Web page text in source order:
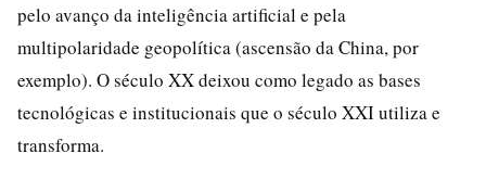
pelo avanço da inteligência artificial e pela
multipolaridade geopolítica (ascensão da China, por
exemplo). O século XX deixou como legado as bases
tecnológicas e institucionais que o século XXI utiliza e
transforma.